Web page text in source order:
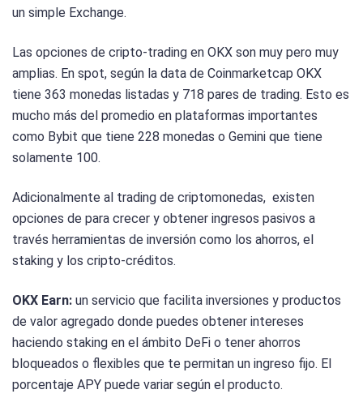
un simple Exchange.
Las opciones de cripto-trading en OKX son muy pero muy
amplias. En spot, según la data de Coinmarketcap OKX
tiene 363 monedas listadas y 718 pares de trading. Esto es
mucho más del promedio en plataformas importantes
como Bybit que tiene 228 monedas o Gemini que tiene
solamente 100.
Adicionalmente al trading de criptomonedas, existen
opciones de para crecer y obtener ingresos pasivos a
través herramientas de inversión como los ahorros, el
staking y los cripto-créditos.
OKX Earn: un servicio que facilita inversiones y productos
de valor agregado donde puedes obtener intereses
haciendo staking en el ámbito DeFi o tener ahorros
bloqueados o flexibles que te permitan un ingreso fijo. El
porcentaje APY puede variar según el producto.